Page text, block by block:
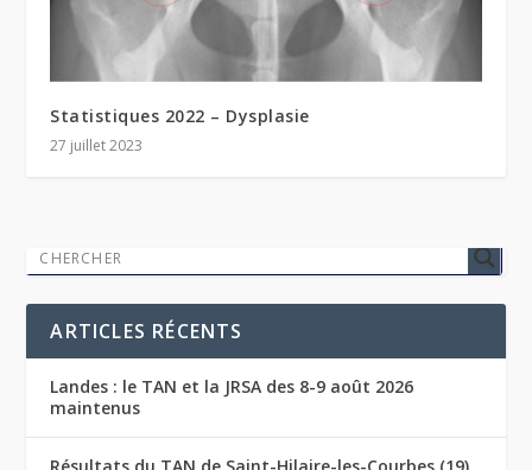
Statistiques 2022 – Dysplasie
27 juillet 2023
ARTICLES RÉCENTS
Landes : le TAN et la JRSA des 8-9 août 2026
maintenus